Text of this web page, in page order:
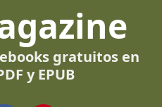
gratuitos en
y EPUB